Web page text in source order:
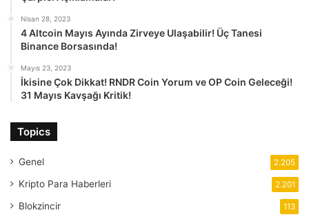
Nisan 28, 2023
4 Altcoin Mayıs Ayında Zirveye Ulaşabilir! Üç Tanesi
Binance Borsasında!
Mayıs 23, 2023
İkisine Çok Dikkat! RNDR Coin Yorum ve OP Coin Geleceği!
31 Mayıs Kavşağı Kritik!
Topics
Genel 2.205
Kripto Para Haberleri 2.201
Blokzincir 113